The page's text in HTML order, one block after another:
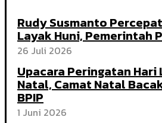
Rudy Susmanto
Layak Huni, Pemerintah
26 Juli 2026
Upacara Peringatan
Natal, Camat Natal
BPIP
1 Juni 2026